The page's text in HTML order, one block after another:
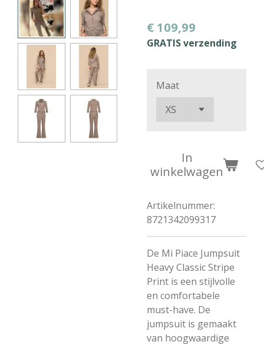
€ 109,99
GRATIS verzending
Maat
In
winkelwagen
Artikelnummer:
8721342099317
De Mi Piace Jumpsuit
Heavy Classic Stripe
Print is een stijlvolle
en comfortabele
must-have. De
jumpsuit is gemaakt
van hoogwaardige